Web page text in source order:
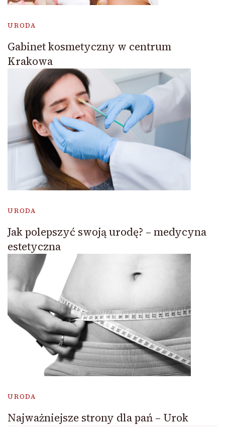
URODA
Gabinet kosmetyczny w centrum
Krakowa
URODA
Jak polepszyć swoją urodę? – medycyna
estetyczna
URODA
Najważniejsze strony dla pań – Urok